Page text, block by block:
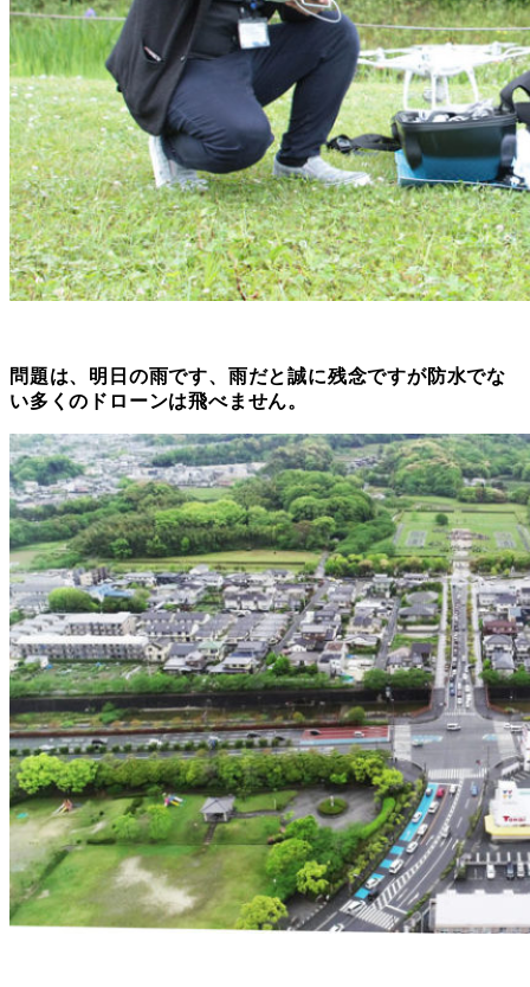
問題は、明日の雨です、雨だと誠に残念ですが防水でな
い多くのドローンは飛べません。